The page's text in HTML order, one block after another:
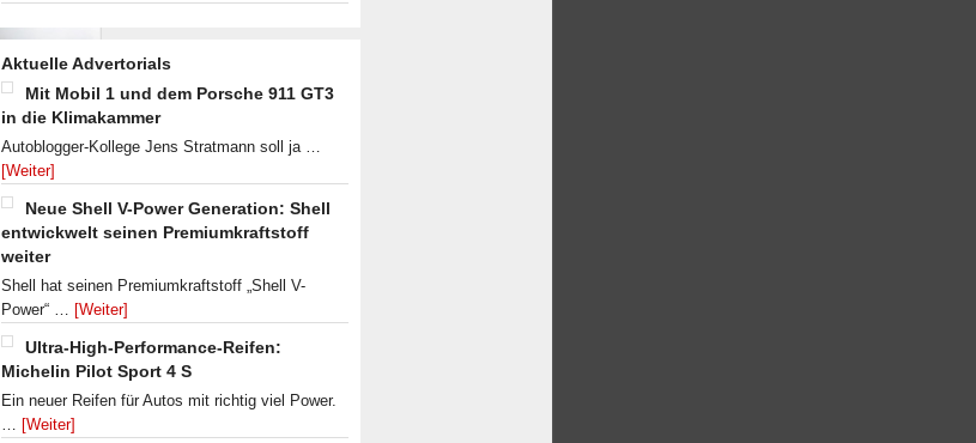
Aktuelle Advertorials
Mit Mobil 1 und dem Porsche 911 GT3
in die Klimakammer
Autoblogger-Kollege Jens Stratmann soll ja …
[Weiter]
Neue Shell V-Power Generation: Shell
entwickwelt seinen Premiumkraftstoff
weiter
Shell hat seinen Premiumkraftstoff „Shell V-
Power“ … [Weiter]
Ultra-High-Performance-Reifen:
Michelin Pilot Sport 4 S
Ein neuer Reifen für Autos mit richtig viel Power.
… [Weiter]